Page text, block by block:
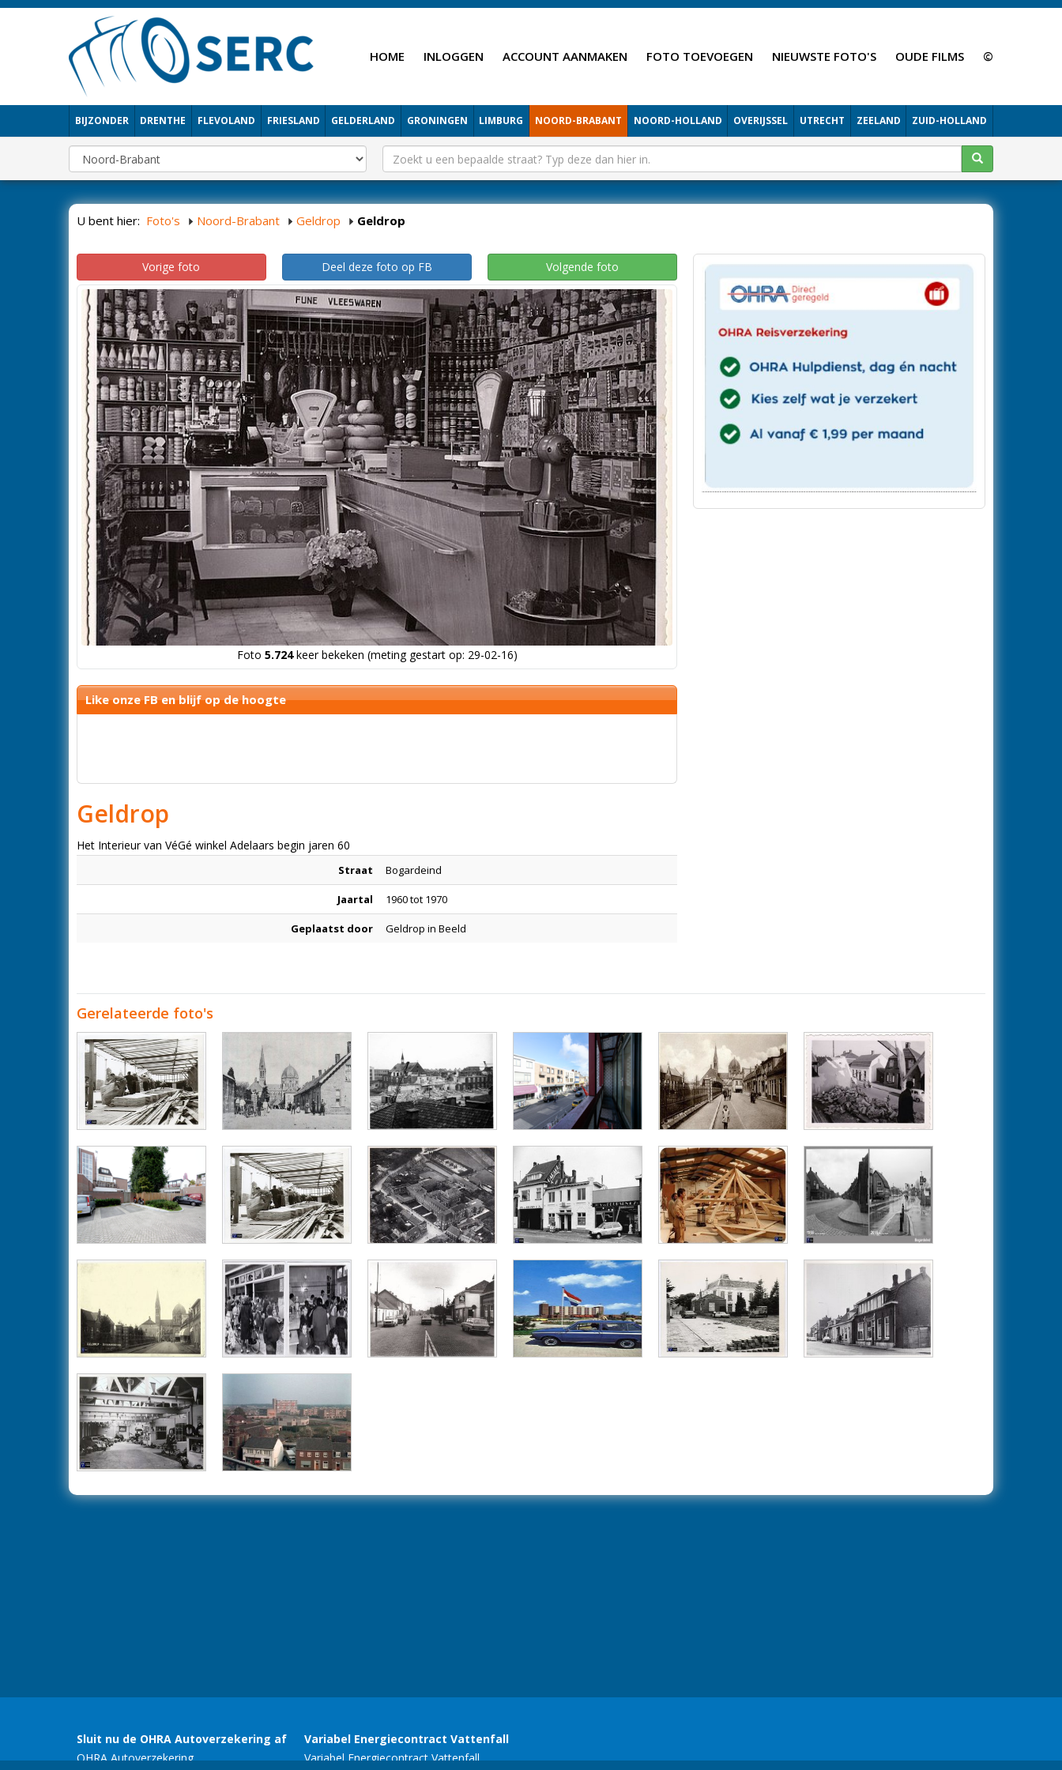
HOME INLOGGEN ACCOUNT AANMAKEN FOTO TOEVOEGEN NIEUWSTE FOTO'S OUDE FILMS ©
BIJZONDER DRENTHE FLEVOLAND FRIESLAND GELDERLAND GRONINGEN LIMBURG NOORD-BRABANT NOORD-HOLLAND OVERIJSSEL UTRECHT ZEELAND ZUID-HOLLAND
U bent hier: Foto's Noord-Brabant Geldrop Geldrop
Vorige foto Deel deze foto op FB Volgende foto
Foto 5.724keer bekeken (meting gestart op: 29-02-16)
Like onze FB en blijf op de hoogte
Geldrop
Het Interieur van VéGé winkel Adelaars begin jaren 60
Straat Bogardeind
Jaartal 1960 tot 1970
Geplaatst door Geldrop in Beeld
Gerelateerde foto's